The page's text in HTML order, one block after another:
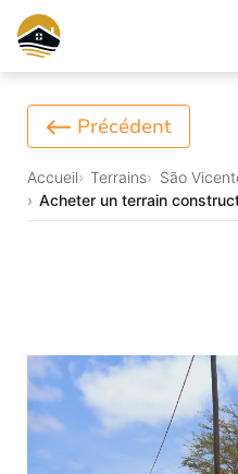
Précédent
Accueil Terrains
São
Acheter un terrain